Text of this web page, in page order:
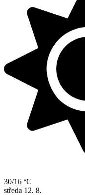
30/16 °C
středa 12. 8.